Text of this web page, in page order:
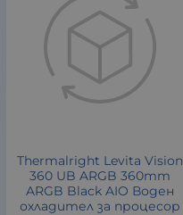
Thermalright Levita Vision
360 UB ARGB 360mm
ARGB Black AIO Воден
охладител за процесор